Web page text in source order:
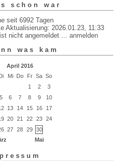
schon war
seit 6992 Tagen
Aktualisierung: 2026.01.23, 11:33
nicht angemeldet ... anmelden
was kam
April 2016
Mi Do Fr Sa So
1
2
3
5 6 7 8 9
10
13 14 15 16
17
20 21 22 23
24
27 28 29 30
Mai